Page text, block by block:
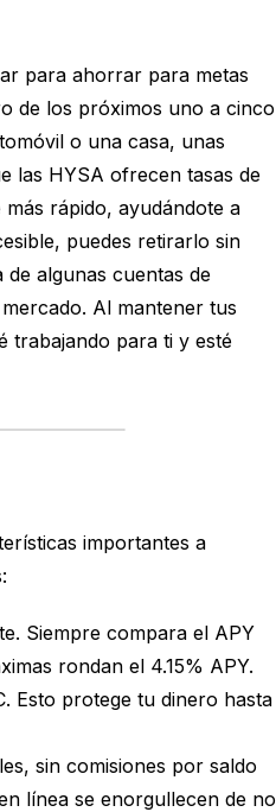
para ahorrar para metas
de los próximos uno a cinco
o una casa, unas
las HYSA ofrecen tasas de
rápido, ayudándote a
puedes retirarlo sin
algunas cuentas de
Al mantener tus
trabajando para ti y esté
importantes a
Siempre compara el APY
rondan el 4.15% APY.
Esto protege tu dinero hasta
sin comisiones por saldo
línea se enorgullecen de no